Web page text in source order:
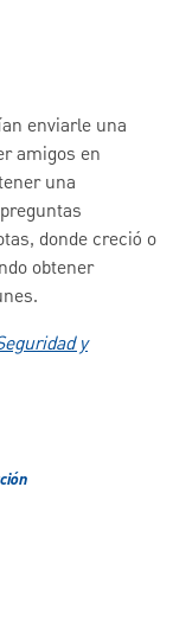
enviarle una
amigos en
una
donde creció o
obtener
y